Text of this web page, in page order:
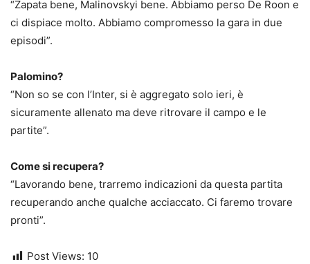
“Zapata bene, Malinovskyi bene. Abbiamo perso De Roon e
ci dispiace molto. Abbiamo compromesso la gara in due
episodi”.
Palomino?
“Non so se con l’Inter, si è aggregato solo ieri, è
sicuramente allenato ma deve ritrovare il campo e le
partite”.
Come si recupera?
“Lavorando bene, trarremo indicazioni da questa partita
recuperando anche qualche acciaccato. Ci faremo trovare
pronti”.
Post Views: 10